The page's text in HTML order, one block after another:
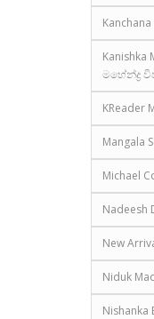
මහේන්ද්‍ර
KReader
Mangala
Michael
Nadeesh
New
Niduk